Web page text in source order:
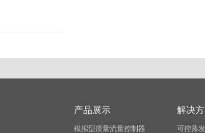
产品展示
模拟型质量流量控制器
解决
可控蒸